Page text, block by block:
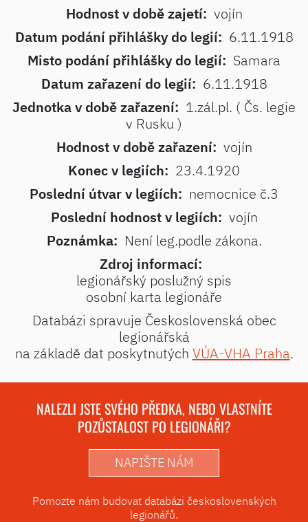
Hodnost v době zajetí: vojín
Datum podání přihlášky do legií: 6.11.1918
Misto podání přihlášky do legií: Samara
Datum zařazení do legií: 6.11.1918
Jednotka v době zařazení: 1.zál.pl. ( Čs. legie
v Rusku )
Hodnost v době zařazení: vojín
Konec v legiích: 23.4.1920
Poslední útvar v legiích: nemocnice č.3
Poslední hodnost v legiích: vojín
Poznámka: Není leg.podle zákona.
Zdroj informací:
legionářský poslužný spis
osobní karta legionáře
Databázi spravuje Československá obec
legionářská
na základě dat poskytnutých VÚA-VHA Praha.
NALEZLI JSTE SVÉHO PŘEDKA, NEBO VLASTNÍTE
POZŮSTALOST PO LEGIONÁŘI?
NAPIŠTE NÁM
Pomozte nám budovat databázi československých
legionářů.